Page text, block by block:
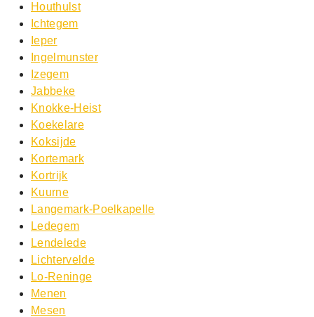
Houthulst
Ichtegem
Ieper
Ingelmunster
Izegem
Jabbeke
Knokke-Heist
Koekelare
Koksijde
Kortemark
Kortrijk
Kuurne
Langemark-Poelkapelle
Ledegem
Lendelede
Lichtervelde
Lo-Reninge
Menen
Mesen